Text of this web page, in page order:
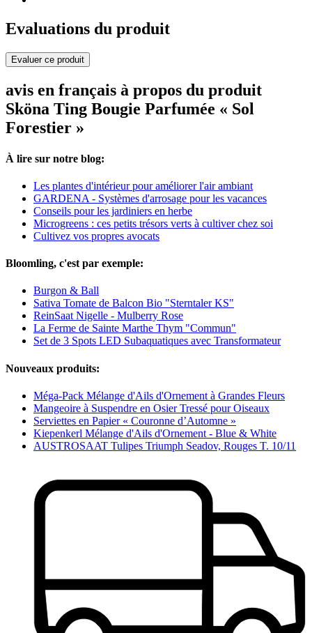
Evaluations du produit
Evaluer ce produit
avis en français à propos du produit
Sköna Ting Bougie Parfumée « Sol
Forestier »
À lire sur notre blog:
Les plantes d'intérieur pour améliorer l'air ambiant
GARDENA - Systèmes d'arrosage pour les vacances
Conseils pour les jardiniers en herbe
Microgreens : ces petits trésors verts à cultiver chez soi
Cultivez vos propres avocats
Bloomling, c'est par exemple:
Burgon & Ball
Sativa Tomate de Balcon Bio "Sterntaler KS"
ReinSaat Nigelle - Mulberry Rose
La Ferme de Sainte Marthe Thym "Commun"
Set de 3 Spots LED Subaquatiques avec Transformateur
Nouveaux produits:
Méga-Pack Mélange d'Ails d'Ornement à Grandes Fleurs
Mangeoire à Suspendre en Osier Tressé pour Oiseaux
Serviettes en Papier « Couronne d’Automne »
Kiepenkerl Mélange d'Ails d'Ornement - Blue & White
AUSTROSAAT Tulipes Triumph Seadov, Rouges T. 10/11